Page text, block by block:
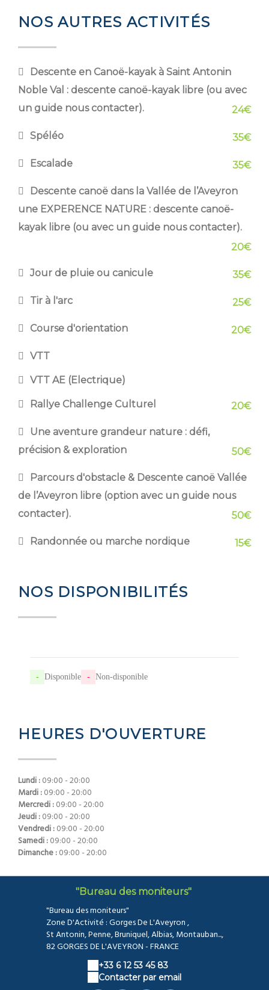
NOS AUTRES ACTIVITÉS
Descente en Canoë-kayak à Saint Antonin
Noble Val : descente canoë-kayak libre (ou avec
un guide nous contacter).
24€
Spéléo 35€
Escalade 35€
Descente canoë dans la Vallée de l’Aveyron
une EXPERENCE NATURE : descente canoë-
kayak libre (ou avec un guide nous contacter).
20€
Jour de pluie ou canicule 35€
Tir à l'arc 25€
Course d'orientation 20€
VTT
VTT AE (Electrique)
Rallye Challenge Culturel 20€
Une aventure grandeur nature : défi,
précision & exploration
50€
Parcours d'obstacle & Descente canoë Vallée
de l’Aveyron libre (option avec un guide nous
contacter).
50€
Randonnée ou marche nordique 15€
NOS DISPONIBILITÉS
- Disponible - Non-disponible
HEURES D'OUVERTURE
Lundi :09:00 - 20:00
Mardi :09:00 - 20:00
Mercredi :09:00 - 20:00
Jeudi :09:00 - 20:00
Vendredi :09:00 - 20:00
Samedi :09:00 - 20:00
Dimanche :09:00 - 20:00
"Bureau des moniteurs"
"Bureau des moniteurs"
Zone D'Activité : Gorges De L'Aveyron ,
St Antonin, Penne, Bruniquel, Albias, Montauban...,
82 GORGES DE L'AVEYRON - FRANCE
+33 6 12 53 45 83
Contacter par email